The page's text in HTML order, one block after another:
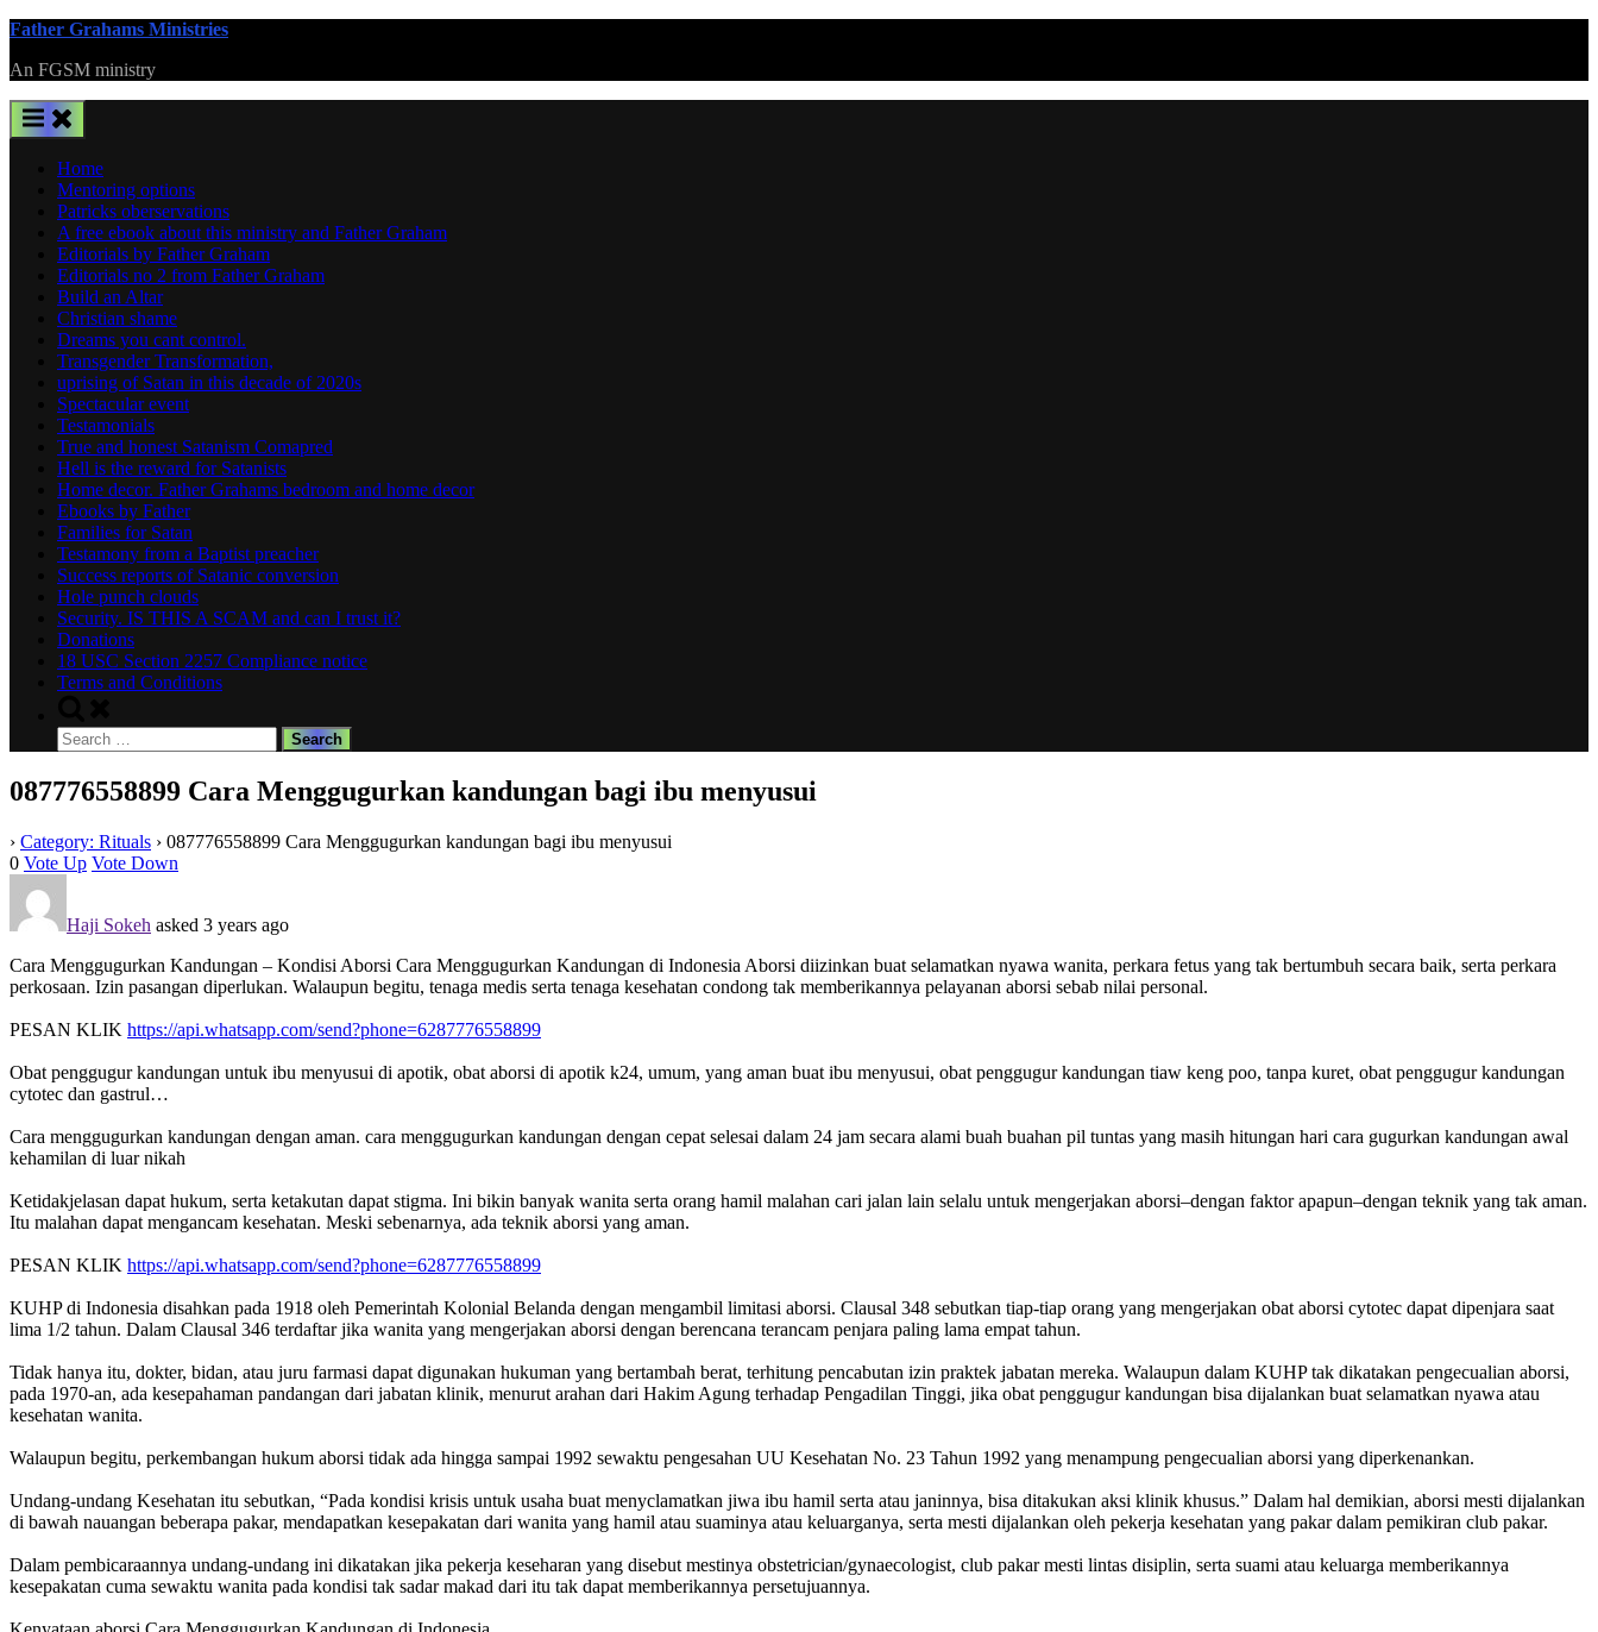
Skip
content
Father Grahams Ministries
An FGSM ministry
Home
Mentoring options
Patricks oberservations
A free ebook about this ministry and Father Graham
Editorials by Father Graham
Editorials no 2 from Father Graham
Build an Altar
Christian shame
Dreams you cant control.
Transgender Transformation,
uprising of Satan in this decade of 2020s
Spectacular event
Testamonials
True and honest Satanism Comapred
Hell is the reward for Satanists
Home decor. Father Grahams bedroom and home decor
Ebooks by Father
Families for Satan
Testamony from a Baptist preacher
Success reports of Satanic conversion
Hole punch clouds
Security. IS THIS A SCAM and can I trust it?
Donations
18 USC Section 2257 Compliance notice
Terms and Conditions
search
form
Search
for:
087776558899 Cara Menggugurkan kandungan bagi ibu menyusui
› Category: Rituals › 087776558899 Cara Menggugurkan kandungan bagi ibu menyusui
0 Vote Up Vote Down
Haji Sokeh asked 3 years ago
Cara Menggugurkan Kandungan – Kondisi Aborsi Cara Menggugurkan Kandungan di Indonesia Aborsi diizinkan buat selamatkan nyawa wanita, perkara fetus yang tak bertumbuh secara baik, serta perkara
perkosaan. Izin pasangan diperlukan. Walaupun begitu, tenaga medis serta tenaga kesehatan condong tak memberikannya pelayanan aborsi sebab nilai personal.
PESAN KLIK https://api.whatsapp.com/send?phone=6287776558899
Obat penggugur kandungan untuk ibu menyusui di apotik, obat aborsi di apotik k24, umum, yang aman buat ibu menyusui, obat penggugur kandungan tiaw keng poo, tanpa kuret, obat penggugur kandungan
cytotec dan gastrul…
Cara menggugurkan kandungan dengan aman. cara menggugurkan kandungan dengan cepat selesai dalam 24 jam secara alami buah buahan pil tuntas yang masih hitungan hari cara gugurkan kandungan awal
kehamilan di luar nikah
Ketidakjelasan dapat hukum, serta ketakutan dapat stigma. Ini bikin banyak wanita serta orang hamil malahan cari jalan lain selalu untuk mengerjakan aborsi–dengan faktor apapun–dengan teknik yang tak aman.
Itu malahan dapat mengancam kesehatan. Meski sebenarnya, ada teknik aborsi yang aman.
PESAN KLIK https://api.whatsapp.com/send?phone=6287776558899
KUHP di Indonesia disahkan pada 1918 oleh Pemerintah Kolonial Belanda dengan mengambil limitasi aborsi. Clausal 348 sebutkan tiap-tiap orang yang mengerjakan obat aborsi cytotec dapat dipenjara saat
lima 1/2 tahun. Dalam Clausal 346 terdaftar jika wanita yang mengerjakan aborsi dengan berencana terancam penjara paling lama empat tahun.
Tidak hanya itu, dokter, bidan, atau juru farmasi dapat digunakan hukuman yang bertambah berat, terhitung pencabutan izin praktek jabatan mereka. Walaupun dalam KUHP tak dikatakan pengecualian aborsi,
pada 1970-an, ada kesepahaman pandangan dari jabatan klinik, menurut arahan dari Hakim Agung terhadap Pengadilan Tinggi, jika obat penggugur kandungan bisa dijalankan buat selamatkan nyawa atau
kesehatan wanita.
Walaupun begitu, perkembangan hukum aborsi tidak ada hingga sampai 1992 sewaktu pengesahan UU Kesehatan No. 23 Tahun 1992 yang menampung pengecualian aborsi yang diperkenankan.
Undang-undang Kesehatan itu sebutkan, “Pada kondisi krisis untuk usaha buat menyclamatkan jiwa ibu hamil serta atau janinnya, bisa ditakukan aksi klinik khusus.” Dalam hal demikian, aborsi mesti dijalankan
di bawah nauangan beberapa pakar, mendapatkan kesepakatan dari wanita yang hamil atau suaminya atau keluarganya, serta mesti dijalankan oleh pekerja kesehatan yang pakar dalam pemikiran club pakar.
Dalam pembicaraannya undang-undang ini dikatakan jika pekerja keseharan yang disebut mestinya obstetrician/gynaecologist, club pakar mesti lintas disiplin, serta suami atau keluarga memberikannya
kesepakatan cuma sewaktu wanita pada kondisi tak sadar makad dari itu tak dapat memberikannya persetujuannya.